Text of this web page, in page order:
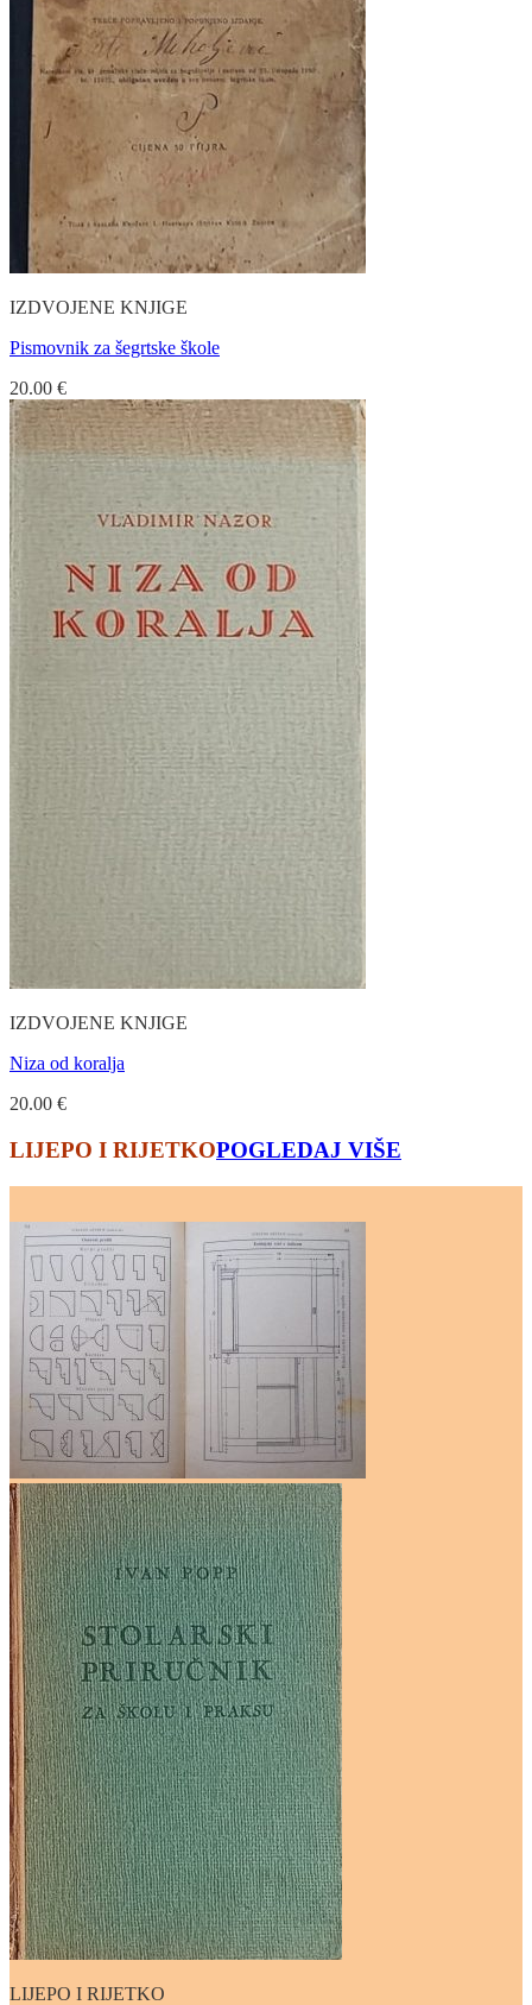
IZDVOJENE KNJIGE
Pismovnik za šegrtske škole
20.00 €
IZDVOJENE KNJIGE
Niza od koralja
20.00 €
LIJEPO I RIJETKOPOGLEDAJ VIŠE
LIJEPO I RIJETKO